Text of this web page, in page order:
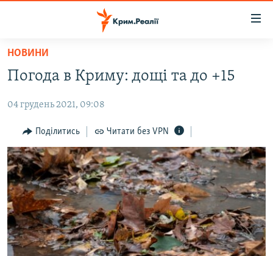
Перейти
основного
Перейти
навігації
Перейти
до
пошуку
ВОДА.КРИМ
ВІДЕО ТА ФОТО
ПОЛІТИКА
БЛОГИ
ПОГЛЯД
ІНТЕРВ'Ю
ВСЕ ЗА ДЕНЬ
СПЕЦПРОЕКТИ
НОВИНИ
Погода в Криму: дощі та до +15
04 грудень 2021, 09:08
Поділитись Читати без VPN